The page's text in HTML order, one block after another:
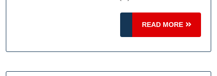
Ihres
Handys
mit
einem
READ MORE
READ
MORE